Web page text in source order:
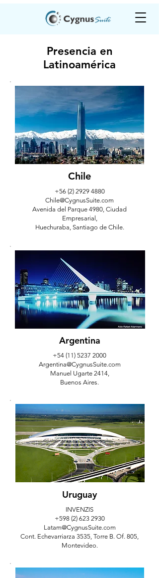
Presencia en
Latinoamérica
Chile
+56 (2) 2929 4880
Chile@CygnusSuite.com
Avenida del Parque 4980, Ciudad
Empresarial,
Huechuraba, Santiago de Chile.
Argentina
+54 (11) 5237 2000
Argentina@CygnusSuite.com
Manuel Ugarte 2414,
Buenos Aires.
Uruguay
INVENZIS
+598 (2) 623 2930
Latam@CygnusSuite.com
Cont. Echevarriarza 3535, Torre B. Of. 805,
Montevideo.